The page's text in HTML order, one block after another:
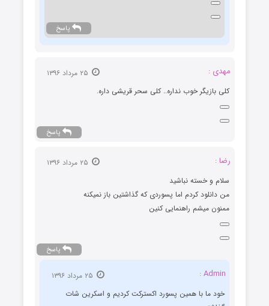
پاسخ
مهدی :
کلی بازیگر خوب نداره.. کلی سحر قریشی داره.
پاسخ
رضا :
سلام و خسته نباشید
من دانلود کردم اما پسوردی که گذاشتین باز نمیکنه
ممنون میشم راهنمایی کنین
پاسخ
Admin :
خود ما با همین پسورد اکسترکت کردیم و اسکرین شات